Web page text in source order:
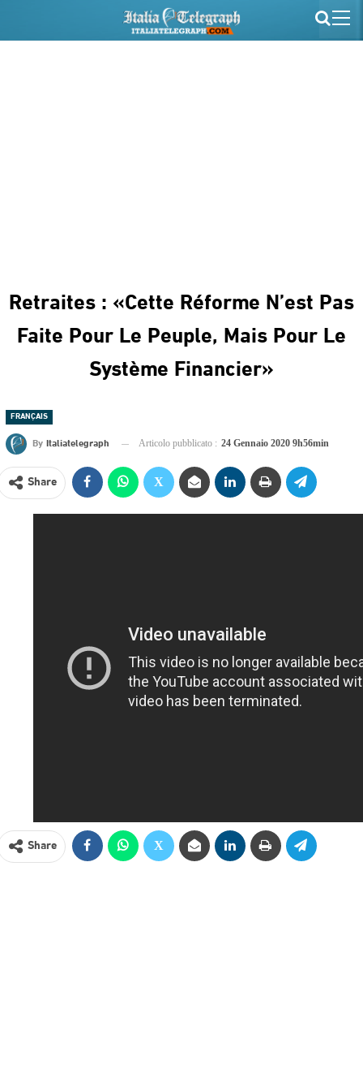
Retraites : «Cette Réforme N’est Pas
Faite Pour Le Peuple, Mais Pour Le
Système Financier»
FRANÇAIS
By Italiatelegraph Articolo pubblicato : 24 Gennaio 2020 9h56min
Share
Share